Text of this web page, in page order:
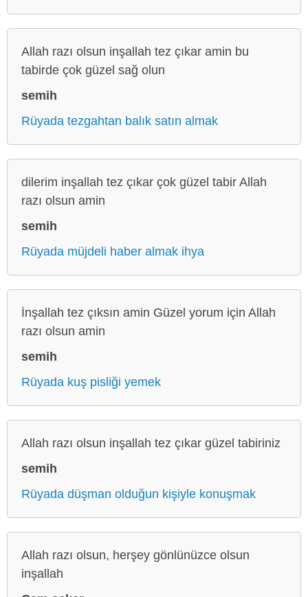
Allah razı olsun inşallah tez çıkar amin bu
tabirde çok güzel sağ olun
semih
Rüyada tezgahtan balık satın almak
dilerim inşallah tez çıkar çok güzel tabir Allah
razı olsun amin
semih
Rüyada müjdeli haber almak ihya
İnşallah tez çıksın amin Güzel yorum için Allah
razı olsun amin
semih
Rüyada kuş pisliği yemek
Allah razı olsun inşallah tez çıkar güzel tabiriniz
semih
Rüyada düşman olduğun kişiyle konuşmak
Allah razı olsun, herşey gönlünüzce olsun
inşallah